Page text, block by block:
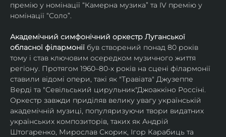
премію у номінації “Камерна музика” та IV премію у
номінації “Соло”.
Академічний симфонічний оркестр Луганської
обласної філармонії був створений понад 80 років
тому і став ключовим осередком музичного життя
регіону. Протягом 1960–80-х років на сцені філармонії
ставили відомі опери, такі як "Травіата" Джузеппе
Верді та "Севільський цирульник"Джоаккіно Россіні.
Оркестр завжди приділяв велику увагу українській
академічній музиці, популяризуючи твори видатних
українських композиторів, таких як Андрій
Штогаренко, Мирослав Скорик, Ігор Карабиць та